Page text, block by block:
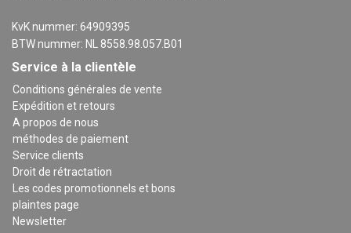
KvK nummer: 64909395
BTW nummer: NL 8558.98.057.B01
Service à la clientèle
Conditions générales de vente
Expédition et retours
A propos de nous
méthodes de paiement
Service clients
Droit de rétractation
Les codes promotionnels et bons
plaintes page
Newsletter